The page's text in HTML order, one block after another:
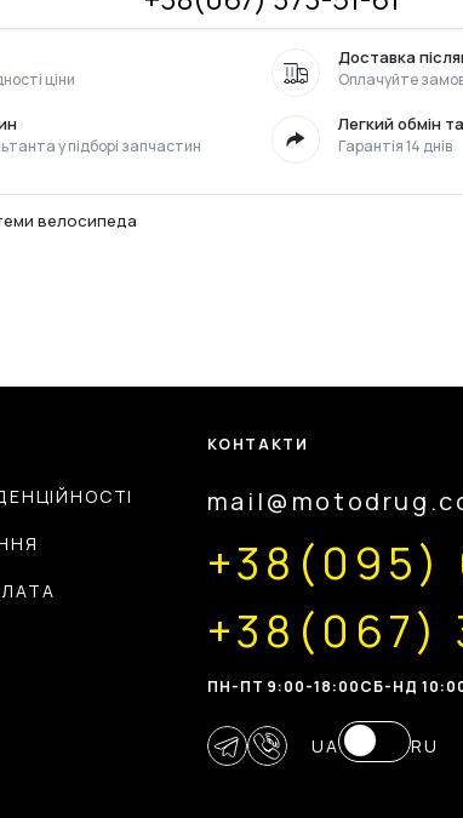
ціни
Доставка
Оплачуйте
у підборі запчастин
Легкий обмін
Гарантія 14 днів
велосипеда
КОНТАКТИ
+38(095)
+38(067)
ПН-ПТ 9:00-18:00CБ-НД
UA RU